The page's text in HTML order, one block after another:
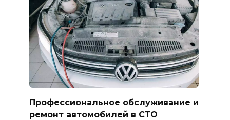
Профессиональное обслуживание и
ремонт автомобилей в СТО